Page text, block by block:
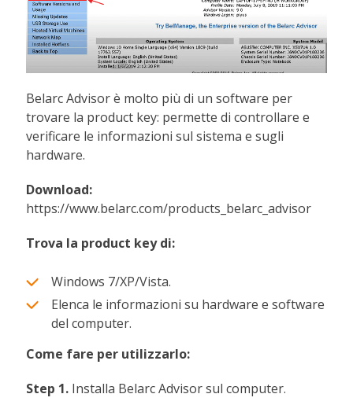
Belarc Advisor è molto più di un software per
trovare la product key: permette di controllare e
verificare le informazioni sul sistema e sugli
hardware.
Download:
https://www.belarc.com/products_belarc_advisor
Trova la product key di:
Windows 7/XP/Vista.
Elenca le informazioni su hardware e software
del computer.
Come fare per utilizzarlo:
Step 1. Installa Belarc Advisor sul computer.